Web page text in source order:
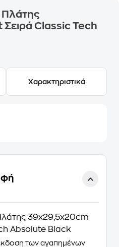
Πλάτης
Classic Tech
Χαρακτηριστικά
39x29,5x20cm
Absolute Black
των αγαπημένων